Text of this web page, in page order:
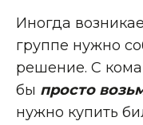
Иногда
группе нужно
решение. С
бы просто
нужно купить